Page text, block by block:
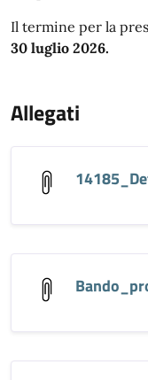
Il termine per la
30 luglio 2026.
Allegati